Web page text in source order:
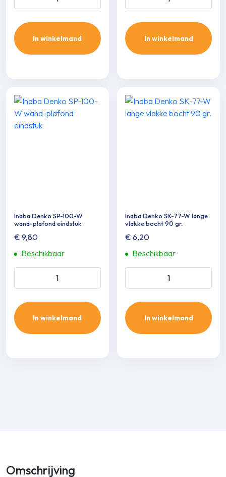
In winkelmand In winkelmand
Inaba Denko SP-100-W
wand-plafond eindstuk
€ 9,80
Beschikbaar
In winkelmand
Inaba Denko SK-77-W lange
vlakke bocht 90 gr.
€ 6,20
Beschikbaar
In winkelmand
Omschrijving